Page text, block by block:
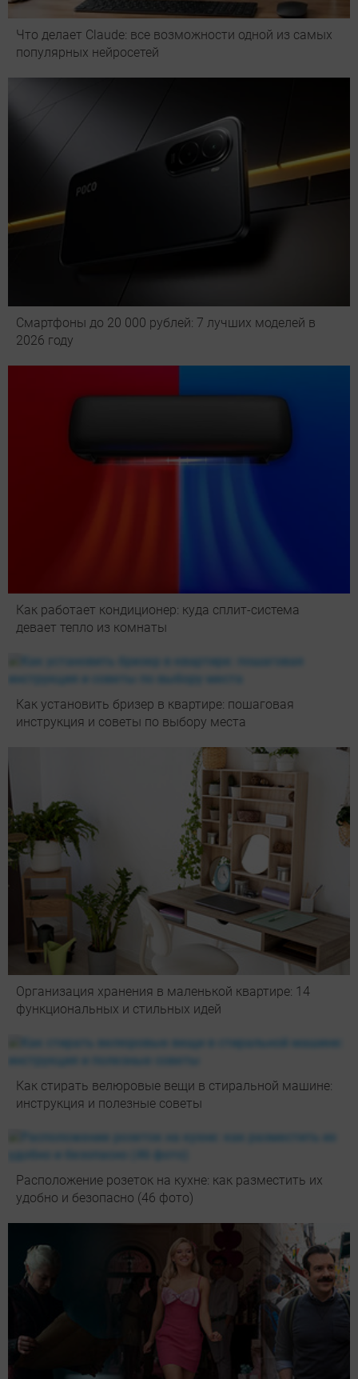
Что делает Сlaude: все возможности одной из самых
популярных нейросетей
Смартфоны до 20 000 рублей: 7 лучших моделей в
2026 году
Как работает кондиционер: куда сплит-система
девает тепло из комнаты
Как установить бризер в квартире: пошаговая
инструкция и советы по выбору места
Организация хранения в маленькой квартире: 14
функциональных и стильных идей
Как стирать велюровые вещи в стиральной машине:
инструкция и полезные советы
Расположение розеток на кухне: как разместить их
удобно и безопасно (46 фото)